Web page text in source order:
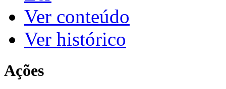
Ver conteúdo
Ver histórico
Ações